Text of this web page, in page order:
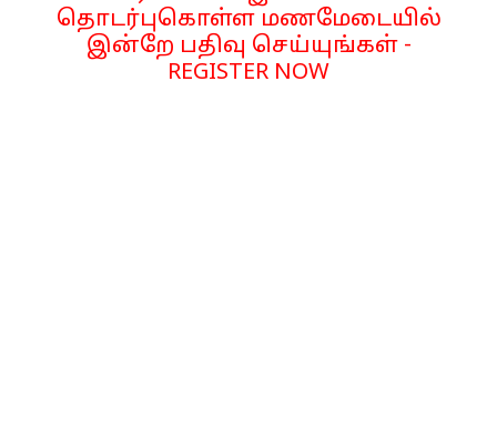
தொடர்புகொள்ள மணமேடையில்
இன்றே பதிவு செய்யுங்கள் -
REGISTER NOW